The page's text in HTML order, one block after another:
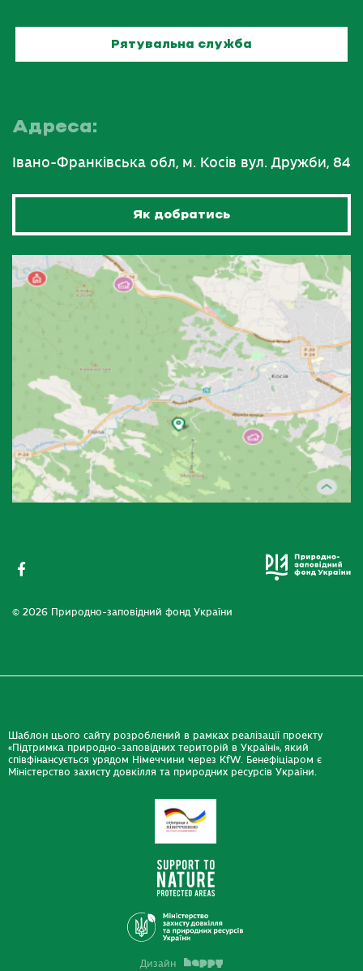
Рятувальна служба
Адреса:
Івано-Франківська обл, м. Косів вул. Дружби, 84
Як добратись
© 2026 Природно-заповідний фонд України
Шаблон цього сайту розроблений в рамках реалізації проекту
«Підтримка природно-заповідних територій в Україні», який
співфінансується урядом Німеччини через KfW. Бенефіціаром є
Міністерство захисту довкілля та природних ресурсів України.
Дизайн